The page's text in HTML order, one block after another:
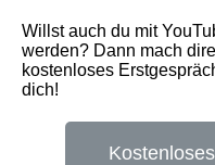
Willst auch du mit
werden? Dann mach
kostenloses
dich!